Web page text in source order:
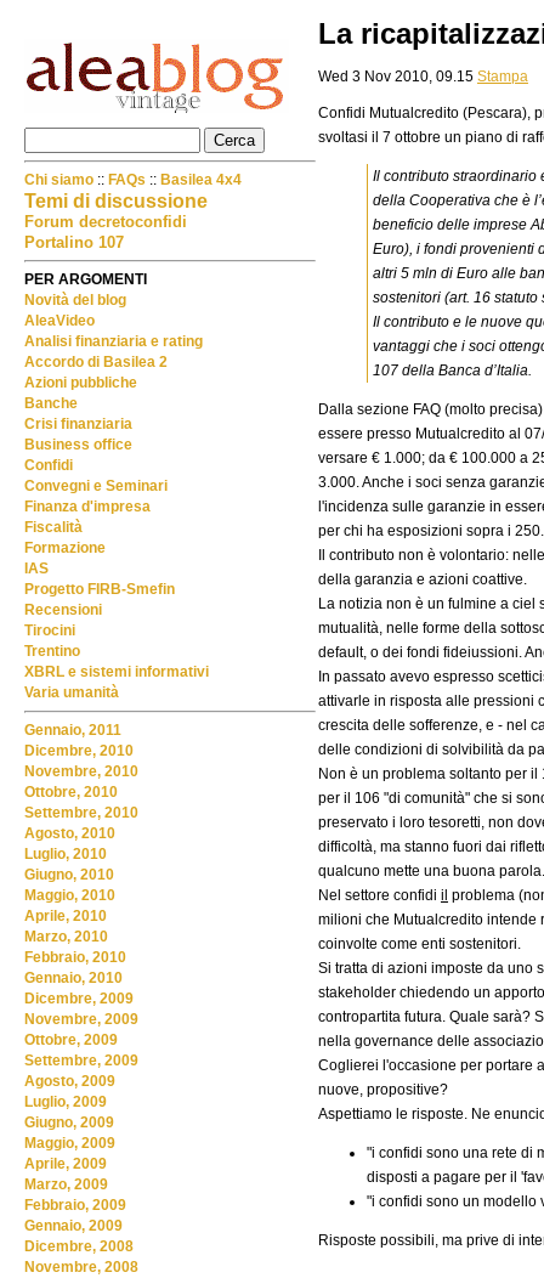
La
Wed 3 Nov 2010, 09.15 Stampa
Confidi Mutualcredito (Pescara),
svoltasi il 7 ottobre un piano di
Il contributo straordinario
della Cooperativa che è
beneficio delle imprese
Euro), i fondi provenienti
altri 5 mln di Euro alle
sostenitori (art. 16 statuto
Il contributo e le nuove
vantaggi che i soci
107 della Banca d’Italia.
Dalla sezione FAQ (molto
essere presso Mutualcredito al
versare € 1.000; da € 100.000 a
3.000. Anche i soci senza
l'incidenza sulle garanzie in
per chi ha esposizioni sopra i
Il contributo non è volontario:
della garanzia e azioni coattive.
La notizia non è un fulmine a
mutualità, nelle forme della
default, o dei fondi fideiussioni.
In passato avevo espresso
attivarle in risposta alle pressioni
crescita delle sofferenze, e - nel
delle condizioni di solvibilità da
Non è un problema soltanto per
per il 106 "di comunità" che si
preservato i loro tesoretti, non
difficoltà, ma stanno fuori dai
qualcuno mette una buona parola.
Nel settore confidi il problema
milioni che Mutualcredito intende
coinvolte come enti sostenitori.
Si tratta di azioni imposte da uno
stakeholder chiedendo un
contropartita futura. Quale sarà?
nella governance delle
Coglierei l'occasione per portare
nuove, propositive?
Aspettiamo le risposte. Ne
"i confidi sono una rete di
disposti a pagare per il
"i confidi sono un modello
Risposte possibili, ma prive di
Chi siamo :: FAQs :: Basilea 4x4
Temi di discussione
Forum decretoconfidi
Portalino 107
PER ARGOMENTI
Novità del blog
AleaVideo
Analisi finanziaria e rating
Accordo di Basilea 2
Azioni pubbliche
Banche
Crisi finanziaria
Business office
Confidi
Convegni e Seminari
Finanza d'impresa
Fiscalità
Formazione
IAS
Progetto FIRB-Smefin
Recensioni
Tirocini
Trentino
XBRL e sistemi informativi
Varia umanità
Gennaio, 2011
Dicembre, 2010
Novembre, 2010
Ottobre, 2010
Settembre, 2010
Agosto, 2010
Luglio, 2010
Giugno, 2010
Maggio, 2010
Aprile, 2010
Marzo, 2010
Febbraio, 2010
Gennaio, 2010
Dicembre, 2009
Novembre, 2009
Ottobre, 2009
Settembre, 2009
Agosto, 2009
Luglio, 2009
Giugno, 2009
Maggio, 2009
Aprile, 2009
Marzo, 2009
Febbraio, 2009
Gennaio, 2009
Dicembre, 2008
Novembre, 2008